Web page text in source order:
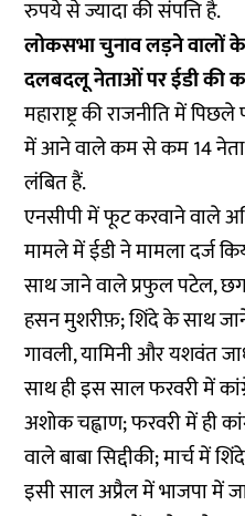
रुपये से ज्यादा की संपत्ति है.
लोकसभा चुनाव लड़ने वालों
दलबदलू नेताओं पर ईडी की
महाराष्ट्र की राजनीति में
में आने वाले कम से कम 14
लंबित हैं.
एनसीपी में फूट करवाने वाले
मामले में ईडी ने मामला दर्ज
साथ जाने वाले प्रफुल पटेल,
हसन मुशरीफ़; शिंदे के साथ
गावली, यामिनी और यशवंत
साथ ही इस साल फरवरी में
अशोक चह्वाण; फरवरी में ही
वाले बाबा सिद्दीकी; मार्च में
इसी साल अप्रैल में भाजपा में